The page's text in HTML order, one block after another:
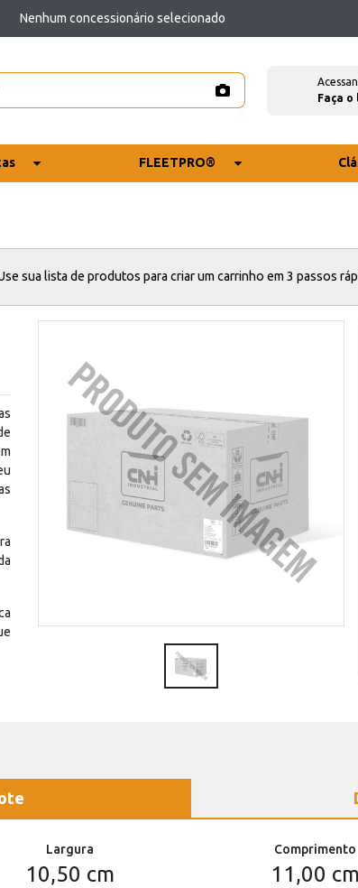
Nenhum concessionário selecionado
Faça o
FLEETPRO®
sua lista de produtos para criar um carrinho em 3 passos
Largura
10,50 cm
Comprimento
11,00 cm